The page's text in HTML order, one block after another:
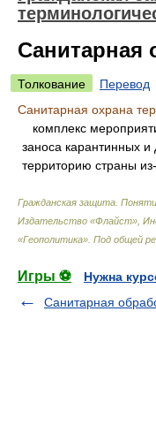
Санитарная
Толкование
Перевод
Санитарная охрана
комплекс
заноса карантинных
территорию страны
Гражданская защита.
Издательство «Флайст»,
«Геополитика» Под общей
Игры ⚽
Нужна
Санитарная